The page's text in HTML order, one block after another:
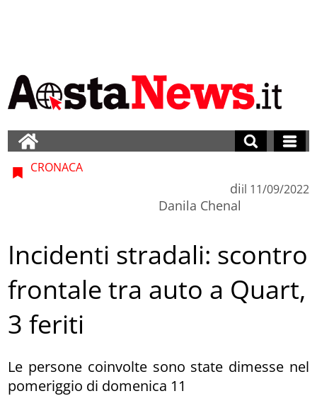
CRONACA
di
Danila Chenal
il 11/09/2022
Incidenti stradali: scontro
frontale tra auto a Quart,
3 feriti
Le persone coinvolte sono state dimesse nel
pomeriggio di domenica 11